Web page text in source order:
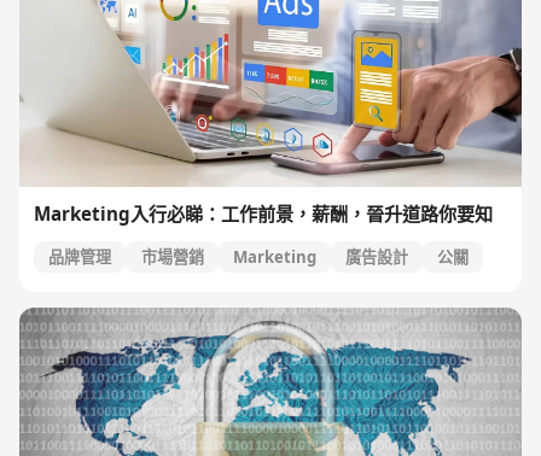
Marketing入行必睇：工作前景，薪酬，晉升道路你要知
品牌管理 市場營銷 Marketing 廣告設計 公關